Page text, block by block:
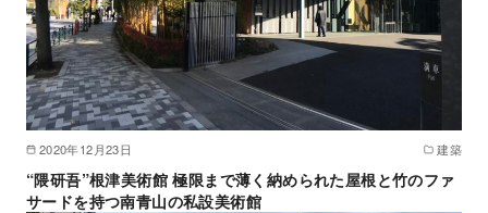
2020年12月23日 建築
“隈研吾”根津美術館 極限まで薄く納められた屋根と竹のファ
サードを持つ南青山の私設美術館